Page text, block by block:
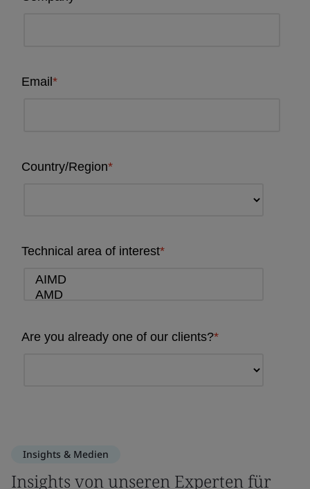
Insights & Medien
Insights von unseren Experten für